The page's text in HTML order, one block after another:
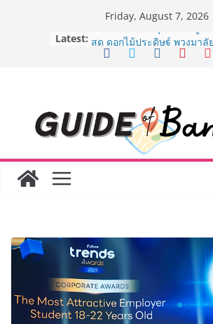
Friday, August 7, 2026
Latest: “ตลาดดอกไม้สี่มุมเมือง” ศูนย์
สด ดอกไม้ประดิษฐ์ พวงมาลั
ครั้งแรกของไทย ส่งอุปกรณ์วิ
“CE-7 MATCH” ฝีมือคนไทย
สำรวจดวงจันทร์ 24 สิงหาค
8.8 “ซูเลียน” รวมพลังนักธุร
ประเทศ จัดประชุมใหญ่แห่ง
อร่อย ยกเมนูระดับตำนาน “
ราชวงศ์” พุ่งทะยานสู่น่านฟ้า
BEDO เดินหน้าจัดกิจกรรมเจ
“BIO TRADE CONNECT
ระดับผลิตภัณฑ์ท้องถิ่นสู่ตลา
พาณิชย์อย่างยั่งยืน